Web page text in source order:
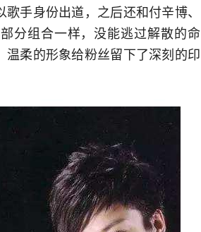
手身份出道，之后还和付辛博、
分组合一样，没能逃过解散的命
柔的形象给粉丝留下了深刻的印